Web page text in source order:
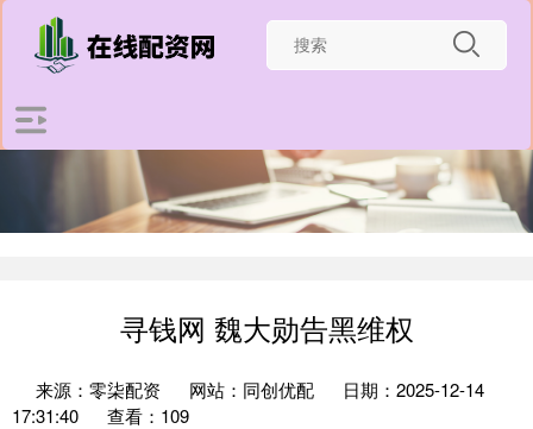
寻钱网 魏大勋告黑维权
来源：零柒配资 网站：同创优配
日期：2025-12-14
17:31:40
查看：109